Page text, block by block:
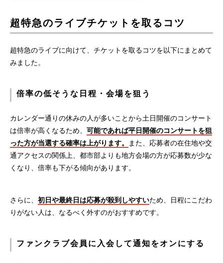
超特急のライブチケットを取るコツ
超特急のライブに向けて、チケットを取るコツを以下にまとめて
みました。
倍率の低そうな日程・会場を狙う
カレンダー通りの休みの人が多いことから土日開催のコンサート
は倍率が高くなるため、 可能であれば平日開催のコンサートを狙
った方が当選する確率は上がります。
また、応募者の在住地や交
通アクセスの関係上、都市部よりも地方会場の方が応募数が少な
くなり、倍率も下がる傾向があります。
さらに、 初日や最終日は応募が殺到しやすいため、日程にこだわ
りがない人は、なるべく外すのがおすすめです。
ファンクラブ会員に入会して通知をオンにする